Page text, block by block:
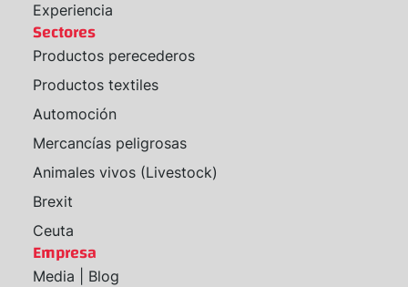
Experiencia
Sectores
Productos perecederos
Productos textiles
Automoción
Mercancías peligrosas
Animales vivos (Livestock)
Brexit
Ceuta
Empresa
Media | Blog